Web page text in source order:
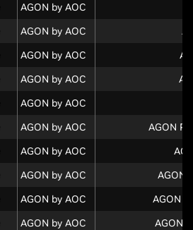
AGON by AOC
AGON by AOC
AGON by AOC
AGON by AOC
AGON by AOC
AGON by AOC
AGON
AGON by AOC
AGON by AOC
AGON
AGON by AOC
AGON
AGON by AOC
AGON